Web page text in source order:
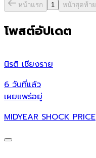
หน้าแรก 1 หน้าสุดท้าย
โพสต์อัปเดต
นิรติ เชียงราย
6 วันที่แล้ว
เผยแพร่อยู่
MIDYEAR SHOCK PRICE